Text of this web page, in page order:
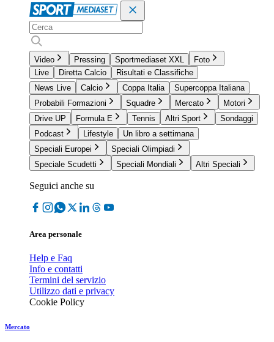
Video Pressing Sportmediaset XXL
Foto
Live
Diretta Calcio
Risultati e Classifiche
News Live
Calcio Coppa Italia
Supercoppa Italiana
Probabili Formazioni
Squadre Mercato
Motori
Drive UP
Formula E Tennis Altri Sport
Sondaggi
Podcast
Lifestyle
Un libro a settimana
Speciali Europei
Speciali Olimpiadi
Speciale Scudetti
Speciali Mondiali Altri Speciali
Seguici anche su
Area personale
Help e Faq
Info e contatti
Termini del servizio
Utilizzo dati e privacy
Cookie Policy
Mercato